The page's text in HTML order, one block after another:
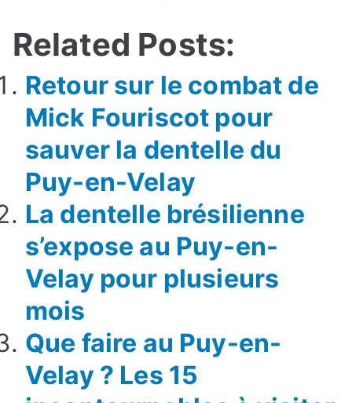
Related Posts:
Retour sur le combat de
Mick Fouriscot pour
sauver la dentelle du
Puy-en-Velay
La dentelle brésilienne
s’expose au Puy-en-
Velay pour plusieurs
mois
Que faire au Puy-en-
Velay ? Les 15